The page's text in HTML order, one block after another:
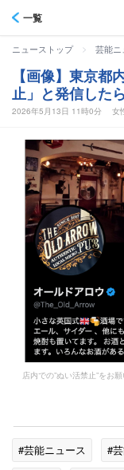
一覧
ニューストップ > 芸能ニ
【画像】東京都
止」と発信した
2026年5月13日 11時0分 女
店内での”ぬい活禁止”をお
#芸能ニュース #